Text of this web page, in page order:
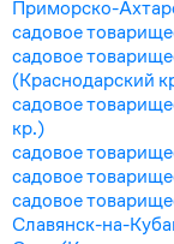
Приморско-
садовое
садовое
(Краснодарский
садовое
кр.)
садовое
садовое
садовое
Славянск-на-